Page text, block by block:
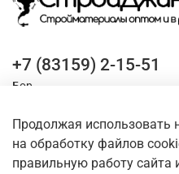
+7 (83159) 2-15-51
Бор
Оставайтесь на связи
Продолжая использовать
на обработку файлов
правильную работу сайта